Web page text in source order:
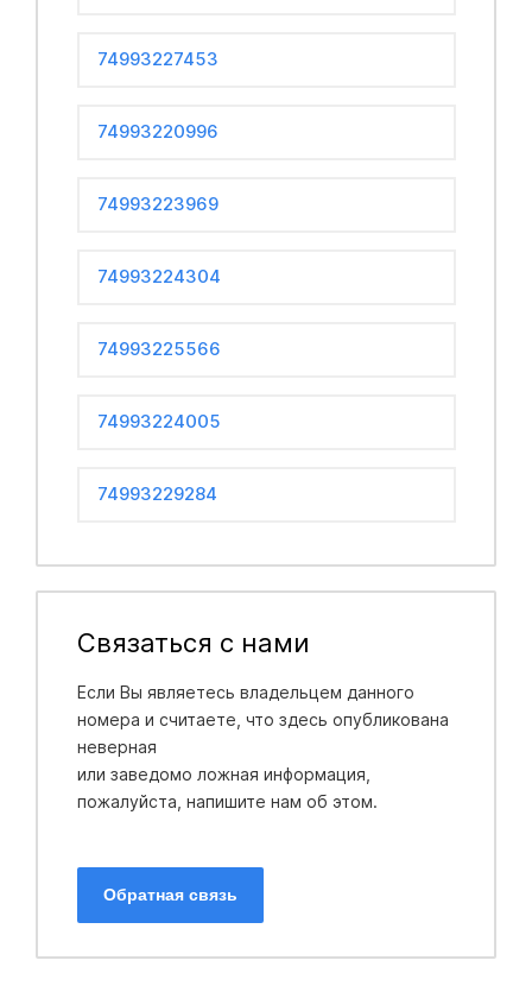
74993227453
74993220996
74993223969
74993224304
74993225566
74993224005
74993229284
Связаться с нами
Если Вы являетесь владельцем данного
номера и считаете, что здесь опубликована
неверная
или заведомо ложная информация,
пожалуйста, напишите нам об этом.
Обратная связь